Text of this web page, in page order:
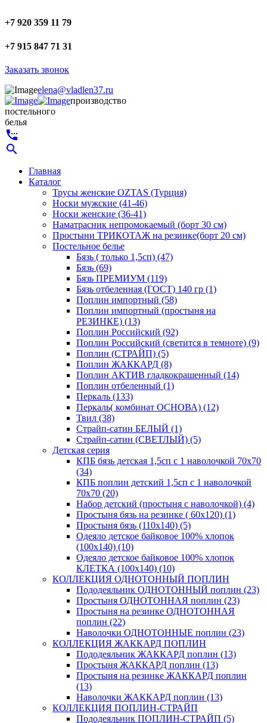
+7 920 359 11 79
+7 915 847 71 31
Заказать звонок
elena@vladlen37.ru
производство
постельного
белья
settings_phone
search
Главная
Каталог
Трусы женские OZTAS (Турция)
Носки мужские (41-46)
Носки женские (36-41)
Наматрасник непромокаемый (борт 30 см)
Простыни ТРИКОТАЖ на резинке(борт 20 см)
Постельное белье
Бязь ( только 1,5сп) (47)
Бязь (69)
Бязь ПРЕМИУМ (119)
Бязь отбеленная (ГОСТ) 140 гр (1)
Поплин импортный (58)
Поплин импортный (простыня на
РЕЗИНКЕ) (13)
Поплин Российский (92)
Поплин Российский (светится в темноте) (9)
Поплин (СТРАЙП) (5)
Поплин ЖАККАРД (8)
Поплин АКТИВ гладкокрашенный (14)
Поплин отбеленный (1)
Перкаль (133)
Перкаль( комбинат ОСНОВА) (12)
Твил (38)
Страйп-сатин БЕЛЫЙ (1)
Страйп-сатин (СВЕТЛЫЙ) (5)
Детская серия
КПБ бязь детская 1,5сп с 1 наволочкой 70х70
(34)
КПБ поплин детский 1,5сп с 1 наволочкой
70х70 (20)
Набор детский (простыня с наволочкой) (4)
Простыня бязь на резинке ( 60х120) (1)
Простыня бязь (110х140) (5)
Одеяло детское байковое 100% хлопок
(100х140) (10)
Одеяло детское байковое 100% хлопок
КЛЕТКА (100х140) (10)
КОЛЛЕКЦИЯ ОДНОТОННЫЙ ПОПЛИН
Пододеяльник ОДНОТОННЫЙ поплин (23)
Простыня ОДНОТОННАЯ поплин (23)
Простыня на резинке ОДНОТОННАЯ
поплин (22)
Наволочки ОДНОТОННЫЕ поплин (23)
КОЛЛЕКЦИЯ ЖАККАРД ПОПЛИН
Пододеяльник ЖАККАРД поплин (13)
Простыня ЖАККАРД поплин (13)
Простыня на резинке ЖАККАРД поплин
(13)
Наволочки ЖАККАРД поплин (13)
КОЛЛЕКЦИЯ ПОПЛИН-СТРАЙП
Пододеяльник ПОПЛИН-СТРАЙП (5)